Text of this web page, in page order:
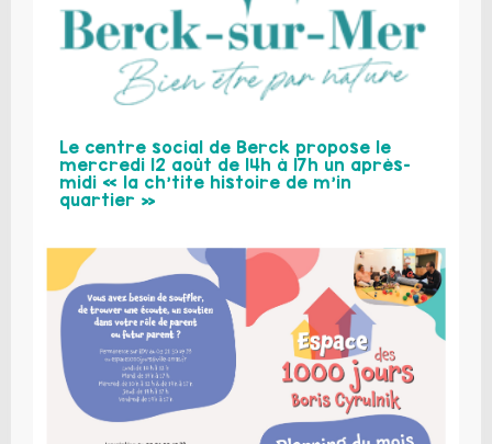
Le centre social de Berck propose le
mercredi 12 août de 14h à 17h un après-
midi « la ch’tite histoire de m’in
quartier »